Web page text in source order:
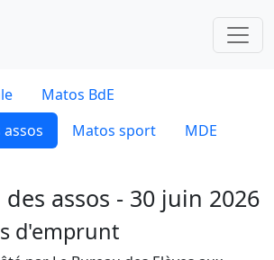
Matos BdE
Matos sport
MDE
assos - 30 juin 2026
d'emprunt